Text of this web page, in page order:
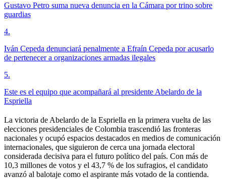
Gustavo Petro suma nueva denuncia en la Cámara por trino sobre
guardias
4.
Iván Cepeda denunciará penalmente a Efraín Cepeda por acusarlo
de pertenecer a organizaciones armadas ilegales
5.
Este es el equipo que acompañará al presidente Abelardo de la
Espriella
La victoria de Abelardo de la Espriella en la primera vuelta de las
elecciones presidenciales de Colombia trascendió las fronteras
nacionales y ocupó espacios destacados en medios de comunicación
internacionales, que siguieron de cerca una jornada electoral
considerada decisiva para el futuro político del país. Con más de
10,3 millones de votos y el 43,7 % de los sufragios, el candidato
avanzó al balotaje como el aspirante más votado de la contienda.